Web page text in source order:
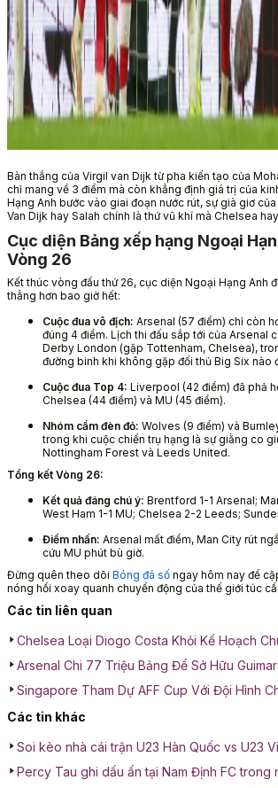
Bàn thắng của Virgil van Dijk từ pha kiến tạo của
chỉ mang về 3 điểm mà còn khẳng định giá trị của
Hạng Anh bước vào giai đoạn nước rút, sự già giơ
Van Dijk hay Salah chính là thứ vũ khí mà Chelsea
Cục diện Bảng xếp hạng Ngoại
Vòng 26
Kết thúc vòng đấu thứ 26, cục diện Ngoại Hạng Anh
thẳng hơn bao giờ hết:
Cuộc đua vô địch: Arsenal (57 điểm) chỉ còn
đúng 4 điểm. Lịch thi đấu sắp tới của Arsenal
Derby London (gặp Tottenham, Chelsea),
đường binh khi không gặp đối thủ Big Six nào
Cuộc đua Top 4: Liverpool (42 điểm) đã phả
Chelsea (44 điểm) và MU (45 điểm).
Nhóm cầm đèn đỏ: Wolves (9 điểm) và
trong khi cuộc chiến trụ hạng là sự giằng co
Nottingham Forest và Leeds United.
Tổng kết Vòng 26:
Kết quả đáng chú ý: Brentford 1-1 Arsenal;
West Ham 1-1 MU; Chelsea 2-2 Leeds;
Điểm nhấn: Arsenal mất điểm, Man City rút
cứu MU phút bù giờ.
Đừng quên theo dõi Bóng đá số ngay hôm nay để
nóng hổi xoay quanh chuyển động của thế giới túc
Các tin liên quan
Chelsea Loại Diogo Costa Khỏi Kế Hoạch
Arsenal Chi 77 Triệu Bảng Để Sở Hữu
Singapore Tham Dự AFF Cup Với Đội Hình
Các tin khác
Soi kèo nhà cái trận U23 Hàn Quốc vs U23
ngày 23/01: Cuộc chiến tranh hạng 3
Percy Tau ghi dấu ấn tại Nam Định FC trong